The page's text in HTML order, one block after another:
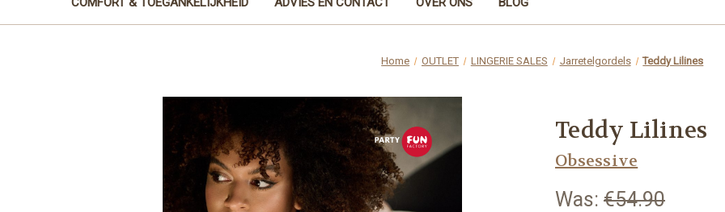
Home OUTLET LINGERIE SALES Jarretelgordels Teddy Lilines
Teddy Lilines
Obsessive
Was: €54.90